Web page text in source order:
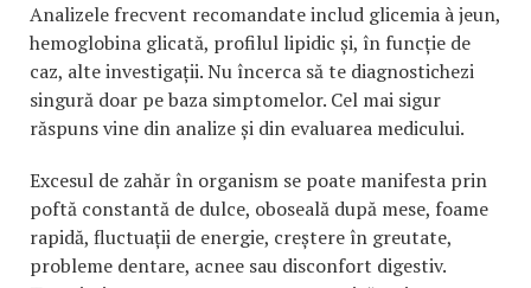
Analizele frecvent recomandate includ glicemia à jeun,
hemoglobina glicată, profilul lipidic și, în funcție de
caz, alte investigații. Nu încerca să te diagnostichezi
singură doar pe baza simptomelor. Cel mai sigur
răspuns vine din analize și din evaluarea medicului.
Excesul de zahăr în organism se poate manifesta prin
poftă constantă de dulce, oboseală după mese, foame
rapidă, fluctuații de energie, creștere în greutate,
probleme dentare, acnee sau disconfort digestiv.